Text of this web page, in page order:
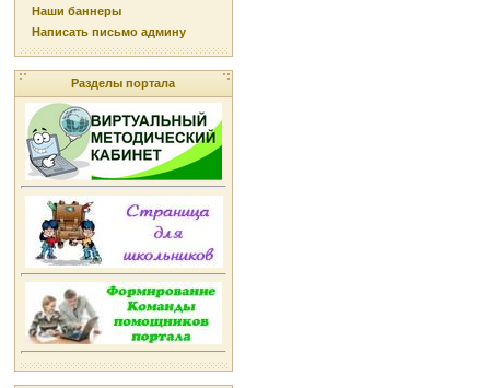
Наши баннеры
Написать письмо админу
Разделы портала